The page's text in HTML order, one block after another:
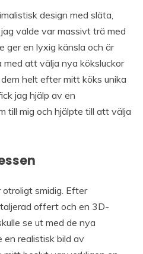
design med släta,
valde var massivt trä med
ger en lyxig känsla och är
att välja nya köksluckor
helt efter mitt köks unika
jag hjälp av en
till mig och hjälpte till att välja
smidig. Efter
offert och en 3D-
se ut med de nya
en realistisk bild av